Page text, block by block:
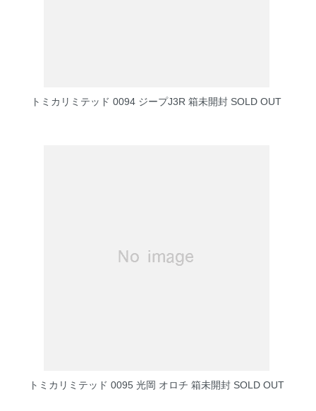
トミカリミテッド 0094 ジープJ3R 箱未開封 SOLD OUT
トミカリミテッド 0095 光岡 オロチ 箱未開封SOLD OUT